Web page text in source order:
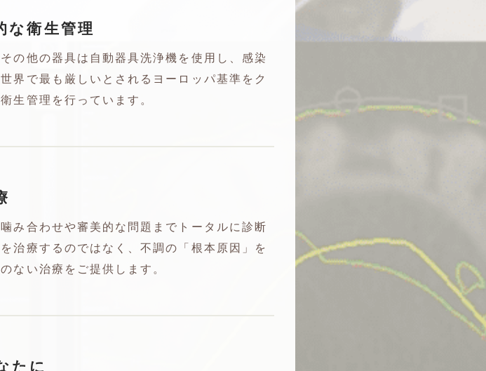
な衛生管理
の他の器具は自動器具洗浄機を使用し、感染
界で最も厳しいとされるヨーロッパ基準をク
生管理を行っています。
み合わせや審美的な問題までトータルに診断
治療するのではなく、不調の「根本原因」を
ない治療をご提供します。
たに